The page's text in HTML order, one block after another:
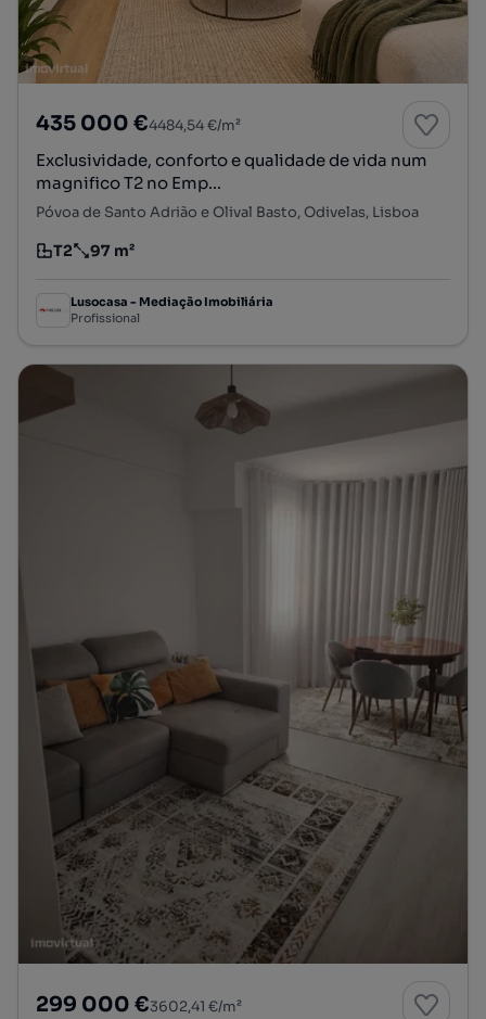
435 000 €4484,54 €/m²
Exclusividade, conforto e qualidade de vida num
magnifico T2 no Emp...
Póvoa de Santo Adrião e Olival Basto, Odivelas, Lisboa
Tipologia
T2
Preço por metro quadrado
97 m²
Lusocasa - Mediação Imobiliária
Profissional
299 000 €3602,41 €/m²